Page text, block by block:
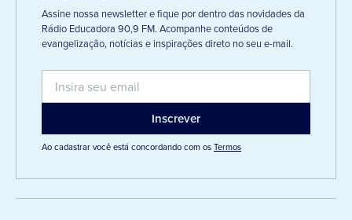
Assine nossa newsletter e fique por dentro das novidades da
Rádio Educadora 90,9 FM. Acompanhe conteúdos de
evangelização, notícias e inspirações direto no seu e-mail.
Ao cadastrar você está concordando com osTermos